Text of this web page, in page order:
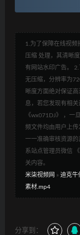
1.为了保障在线视频
压缩 处理，其清晰
有网站水印广告。
无压缩，分辨率为
晰度方面绝对保证
息，若您发现有相
《wx071DJ》 ，一
频文件均由用户上
一一准确审核资源
系站点管理员微信
关内容。
米柒视频网 » 迪克牛
素材.mp4
分享到：